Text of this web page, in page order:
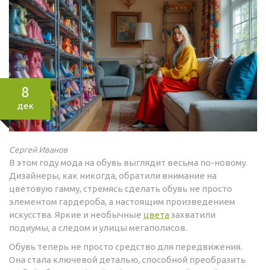
8
дек
Сергей Иванов
В этом году мода на обувь выглядит весьма по-новому.
Дизайнеры, как никогда, обратили внимание на
цветовую гамму, стремясь сделать обувь не просто
элементом гардероба, а настоящим произведением
искусства. Яркие и необычные цветазахватили
подиумы, а следом и улицы мегаполисов.
Обувь теперь не просто средство для передвижения.
Она стала ключевой деталью, способной преобразить